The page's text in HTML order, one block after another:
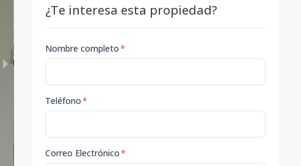
¿Te interesa esta propiedad?
Nombre completo*
Teléfono*
Correo Electrónico*